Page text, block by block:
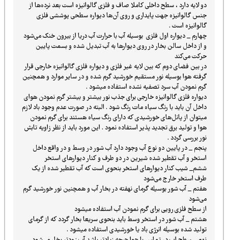
دو لایه دارد ، سطح داخلی کاملا صاف و فلزی گالوانیزه است بعد نرده‌ها از
جنس گالوانیزه جهت پایداری و روی آن‌ها دیواره سطحی پوششی فلزی
گالوانیزه است .
چهارم _ دیواره اول فلزی بوسیله آب با حرارت‌ آب دریا از بيرون خنک می‌شود
و از داخل سالن بخار در روی دیوارها به آب تبدیل شده و بسمت پایین
حرکت می‌کند
در بین فضای دوم که بین لایه غیر فلزی و دیواره فلزی گالوانیزه خارجی قرار
گرفته هوا بوسیله نور مستقیم خورشید گرم شده و در سایر موارد و همچنین
گرم نمودن آب سرد تصفیه نشده استفاده میشود .
دیواره فلزی گالوانیزه خارجی برای جذب نور بیشتر و بیشتر گرم نمودن هوای
داخل آن باید با رنگ سیاه مات رنگ شود . البته در صورت عدم وجود باد لازم
میتوان از پانل‌های خورشیدی که دارای رنگ سیاه هستند برای گرم نمودن
هوا و تولید برق تجدید پذیر استفاده نمود . این مورد باید از نظر زاویه تابش
نور بررسی گردد .
پنجم _ در پایین دو نوع آب وجود دارد آب شور در وسط و در واقع داخل
استخر و آب تقطیر شده شیرین در دو طرف و کنار دیوارهای استخر
ششم_ شیب کنار دیوارهای استخر بنحوی است که آب تقطیر شده از یک
طرف استخر خارج می‌شود
هفتم _ آب شور بوسیله گرمای نهفته در بخار آب و همچنین نور خورشید گرم
می‌شود
از سطح فلزی رویی برای گرم نمودن آب استفاده میشود
هشتم _ آب شور در استخر وسط باید بنحوی سریعا بخار گردد که از گرمای
تولید شده بوسیله انرژی باد یا خورشیدی استفاده میشود .